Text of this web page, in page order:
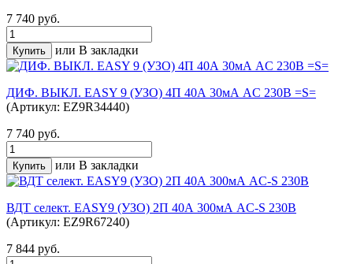
7 740 руб.
или В закладки
ДИФ. ВЫКЛ. EASY 9 (УЗО) 4П 40А 30мА AC 230В =S=
(Артикул: EZ9R34440)
7 740 руб.
или В закладки
ВДТ селект. EASY9 (УЗО) 2П 40А 300мА AC-S 230В
(Артикул: EZ9R67240)
7 844 руб.